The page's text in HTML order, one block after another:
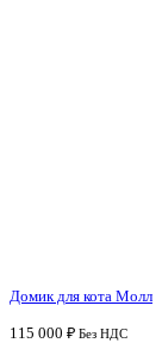
Домик для кота Молл
115 000 ₽ Без НДС